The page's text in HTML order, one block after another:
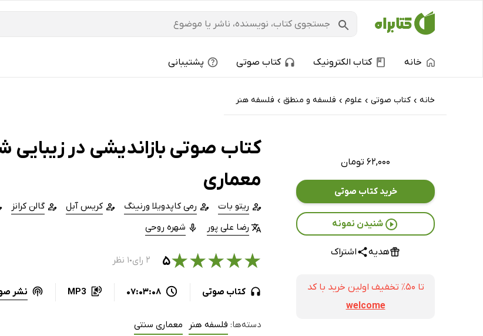
خانه کتاب الکترونیک کتاب صوتی پشتیبانی
خانه › کتاب‌ صوتی › علوم › فلسفه و منطق › فلسفه هنر
۶۲,۰۰۰ تومان
خرید کتاب صوتی
شنیدن نمونه
هدیه اشتراک
تا ۵۰٪ تخفیف اولین خرید با کد
welcome
کتاب صوتی بازاندیشی در
معماری
ریتو بات رمی کاپدویلا ورنینگ کریس آبل گالن کرانز
رضا علی پور
شهره روحی
★
★
★
★
★۵ ۲ رای ● ۱ نظر
کتاب صوتی 07:03:08
MP3 نشر
دسته‌ها: فلسفه هنر معماری سنتی